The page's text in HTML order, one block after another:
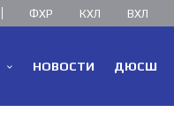
ФХР КХЛ ВХЛ
НОВОСТИ ДЮСШ